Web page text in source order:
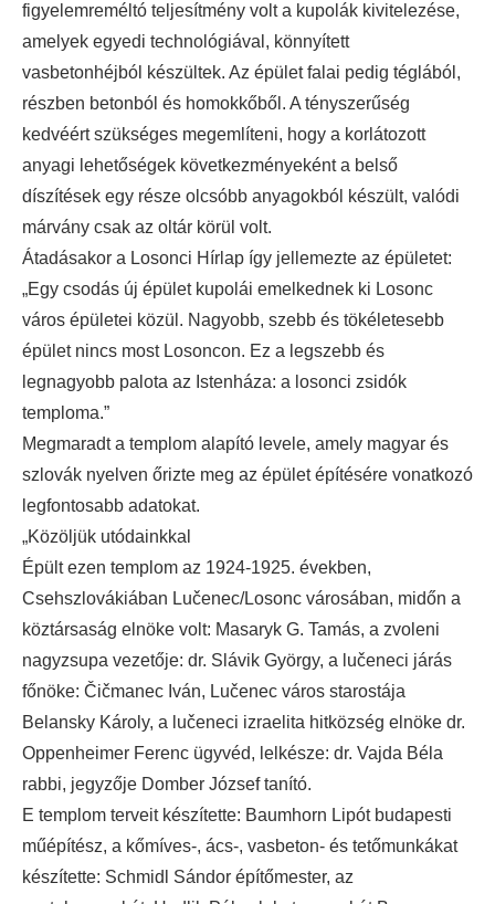
figyelemreméltó teljesítmény volt a kupolák kivitelezése,
amelyek egyedi technológiával, könnyített
vasbetonhéjból készültek. Az épület falai pedig téglából,
részben betonból és homokkőből. A tényszerűség
kedvéért szükséges megemlíteni, hogy a korlátozott
anyagi lehetőségek következményeként a belső
díszítések egy része olcsóbb anyagokból készült, valódi
márvány csak az oltár körül volt.
Átadásakor a Losonci Hírlap így jellemezte az épületet:
„Egy csodás új épület kupolái emelkednek ki Losonc
város épületei közül. Nagyobb, szebb és tökéletesebb
épület nincs most Losoncon. Ez a legszebb és
legnagyobb palota az Istenháza: a losonci zsidók
temploma.”
Megmaradt a templom alapító levele, amely magyar és
szlovák nyelven őrizte meg az épület építésére vonatkozó
legfontosabb adatokat.
„Közöljük utódainkkal
Épült ezen templom az 1924-1925. években,
Csehszlovákiában Lučenec/Losonc városában, midőn a
köztársaság elnöke volt: Masaryk G. Tamás, a zvoleni
nagyzsupa vezetője: dr. Slávik György, a lučeneci járás
főnöke: Čičmanec Iván, Lučenec város starostája
Belansky Károly, a lučeneci izraelita hitközség elnöke dr.
Oppenheimer Ferenc ügyvéd, lelkésze: dr. Vajda Béla
rabbi, jegyzője Domber József tanító.
E templom terveit készítette: Baumhorn Lipót budapesti
műépítész, a kőmíves-, ács-, vasbeton- és tetőmunkákat
készítette: Schmidl Sándor építőmester, az